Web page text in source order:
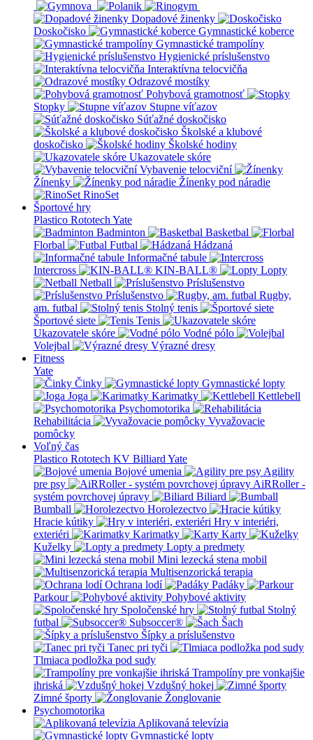
Dopadové žinenky
Doskočisko
Gymnastické koberce
Gymnastické trampolíny
Hygienické príslušenstvo
Interaktívna telocvičňa
Odrazové mostíky
Pohybová gramotnosť
Stopky
Stupne víťazov
Súťažné doskočisko
Školské a klubové
doskočisko
Školské hodiny
Ukazovatele skóre
Vybavenie telocviční
Žínenky
Žínenky pod náradie
RinoSet
Športové hry
Plastico Rototech Yate
Badminton
Basketbal
Florbal
Futbal
Hádzaná
Informačné tabule
Intercross
KIN-BALL®
Lopty
Netball
Príslušenstvo
Príslušenstvo
Rugby,
am. futbal
Stolný tenis
Športové siete
Tenis
Ukazovatele skóre
Vodné pólo
Volejbal
Výrazné dresy
Fitness
Yate
Činky
Gymnastické lopty
Joga
Karimatky
Kettlebell
Psychomotorika
Rehabilitácia
Vyvažovacie
pomôcky
Voľný čas
Plastico Rototech KV Billiard Yate
Bojové umenia
Agility
pre psy
AiRRoller -
systém povrchovej úpravy
Biliard
Bumball
Horolezectvo
Hracie kútiky
Hry v interiéri,
exteriéri
Karimatky
Karty
Kuželky
Lopty a predmety
Mini lezecká stena mobil
Multisenzorická terapia
Ochrana lodí
Padáky
Parkour
Pohybové aktivity
Spoločenské hry
Stolný
futbal
Subsoccer®
Šach
Šípky a príslušenstvo
Tanec pri tyči
Tlmiaca podložka pod sudy
Trampolíny pre vonkajšie
ihriská
Vzdušný hokej
Zimné športy
Žonglovanie
Psychomotorika
Aplikovaná televízia
Gymnastické lopty